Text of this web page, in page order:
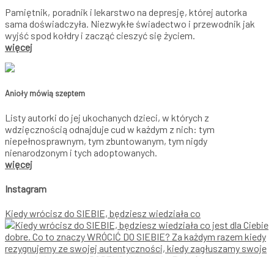
Pamiętnik, poradnik i lekarstwo na depresję, której autorka
sama doświadczyła. Niezwykłe świadectwo i przewodnik jak
wyjść spod kołdry i zacząć cieszyć się życiem.
więcej
Anioły mówią szeptem
Listy autorki do jej ukochanych dzieci, w których z
wdzięcznością odnajduje cud w każdym z nich: tym
niepełnosprawnym, tym zbuntowanym, tym nigdy
nienarodzonym i tych adoptowanych.
więcej
Instagram
Kiedy wrócisz do SIEBIE, będziesz wiedziała co